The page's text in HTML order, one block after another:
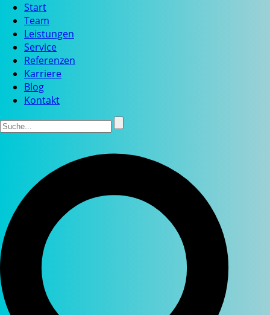
Start
Team
Leistungen
Service
Referenzen
Karriere
Blog
Kontakt